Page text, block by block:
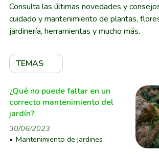
Consulta las últimas novedades y
cuidado y mantenimiento de plantas,
jardinería, herramientas y mucho más.
TEMAS
¿Qué no puede faltar en un
correcto mantenimiento del
jardín?
30/06/2023
Mantenimiento de jardines